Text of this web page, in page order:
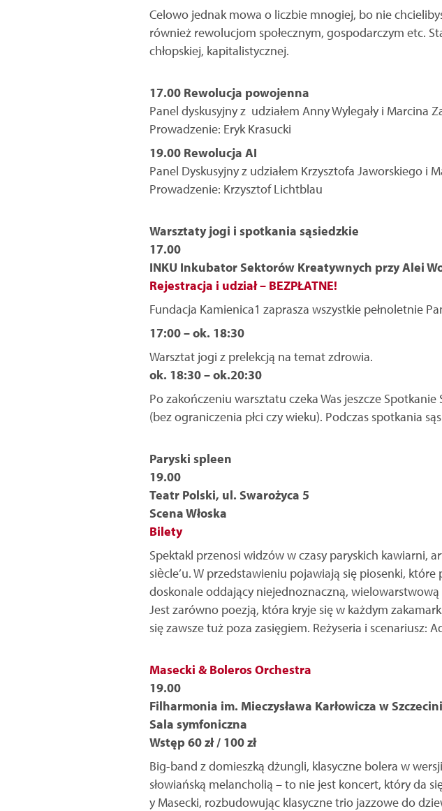
Celowo jednak mowa o liczbie mnogiej, bo nie
również rewolucjom społecznym, gospodarczym etc.
chłopskiej, kapitalistycznej.
17.00 Rewolucja powojenna
Panel dyskusyjny z udziałem Anny Wylegały i Marcina
Prowadzenie: Eryk Krasucki
19.00 Rewolucja AI
Panel Dyskusyjny z udziałem Krzysztofa Jaworskiego i
Prowadzenie: Krzysztof Lichtblau
Warsztaty jogi i spotkania sąsiedzkie
17.00
INKU Inkubator Sektorów Kreatywnych przy Alei
Rejestracja i udział – BEZPŁATNE!
Fundacja Kamienica1 zaprasza wszystkie pełnoletnie
17:00 – ok. 18:30
Warsztat jogi z prelekcją na temat zdrowia.
ok. 18:30 – ok.20:30
Po zakończeniu warsztatu czeka Was jeszcze
(bez ograniczenia płci czy wieku). Podczas spotkania
Paryski spleen
19.00
Teatr Polski, ul. Swarożyca 5
Scena Włoska
Bilety
Spektakl przenosi widzów w czasy paryskich kawiarni,
siècle’u. W przedstawieniu pojawiają się piosenki,
doskonale oddający niejednoznaczną, wielowarstwową
Jest zarówno poezją, która kryje się w każdym
się zawsze tuż poza zasięgiem. Reżyseria i scenariusz:
Masecki & Boleros Orchestra
19.00
Filharmonia im. Mieczysława Karłowicza w
Sala symfoniczna
Wstęp 60 zł / 100 zł
Big-band z domieszką dżungli, klasyczne bolera w
słowiańską melancholią – to nie jest koncert, który da
y Masecki, rozbudowując klasyczne trio jazzowe do